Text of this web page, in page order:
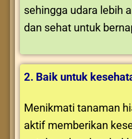
sehingga udara lebih
dan sehat untuk
2. Baik untuk
Menikmati tanaman
aktif memberikan